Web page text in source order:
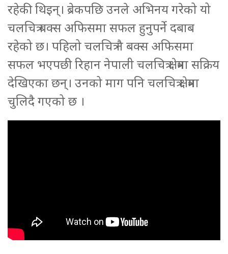
रहेकी थिइन्। ब्रेकपछि उनले अभिनय गरेको यो
चलचित्र बक्स अफिसमा सफल हुनुपर्ने दबाब
रहेको छ। पहिलो चलचित्र नै बक्स अफिसमा
सफल भएपछी रिहान नेपाली चलचित्र क्षेत्रमा सक्रिय
देखिएका छन्। उनको माग पनि चलचित्र क्षेत्रमा
चुलिदै गएको छ ।